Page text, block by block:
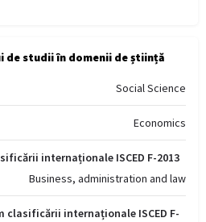
de studii în domenii de știință
Social Science
Economics
internaționale ISCED F-2013
Business, administration and law
clasificării internaționale ISCED F-